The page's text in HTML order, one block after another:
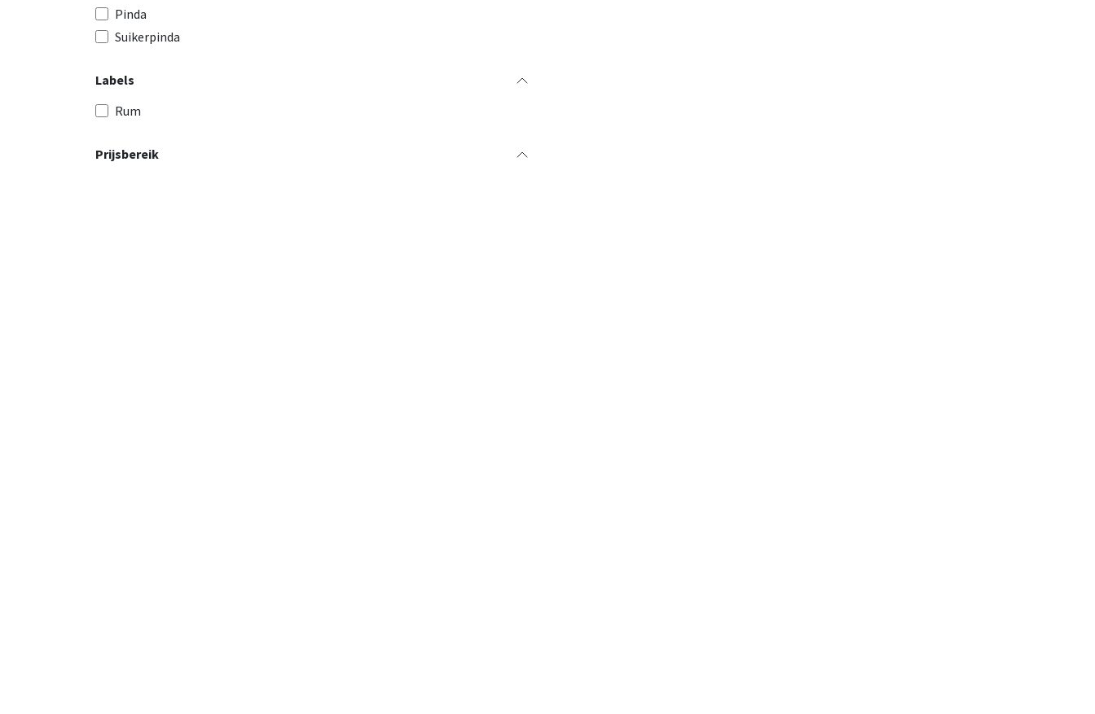
Pinda
Suikerpinda
Labels
Rum
Prijsbereik